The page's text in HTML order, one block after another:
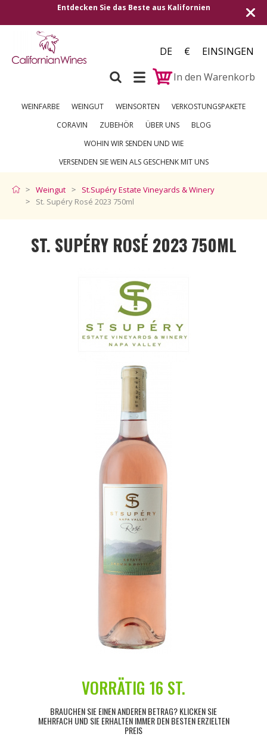
Versand in alle europäischen Länder |
DE €
EINSINGEN
In den Warenkorb
WEINFARBE WEINGUT WEINSORTEN
VERKOSTUNGSPAKETE
CORAVIN
ZUBEHÖR ÜBER UNS
BLOG
WOHIN WIR SENDEN UND WIE
VERSENDEN SIE WEIN ALS GESCHENK MIT UNS
Weingut
St.Supéry Estate Vineyards & Winery
St. Supéry Rosé 2023 750ml
ST. SUPÉRY ROSÉ 2023 750ML
VORRÄTIG 16 ST.
BRAUCHEN SIE EINEN ANDEREN BETRAG? KLICKEN SIE
MEHRFACH UND SIE ERHALTEN IMMER DEN BESTEN ERZIELTEN
PREIS